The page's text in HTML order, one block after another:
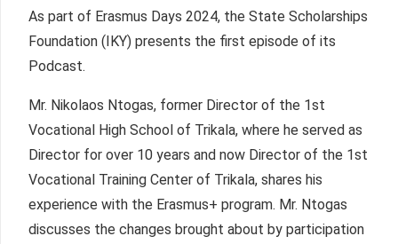
As part of Erasmus Days 2024, the State Scholarships
Foundation (IKY) presents the first episode of its
Podcast.
Mr. Nikolaos Ntogas, former Director of the 1st
Vocational High School of Trikala, where he served as
Director for over 10 years and now Director of the 1st
Vocational Training Center of Trikala, shares his
experience with the Erasmus+ program. Mr. Ntogas
discusses the changes brought about by participation